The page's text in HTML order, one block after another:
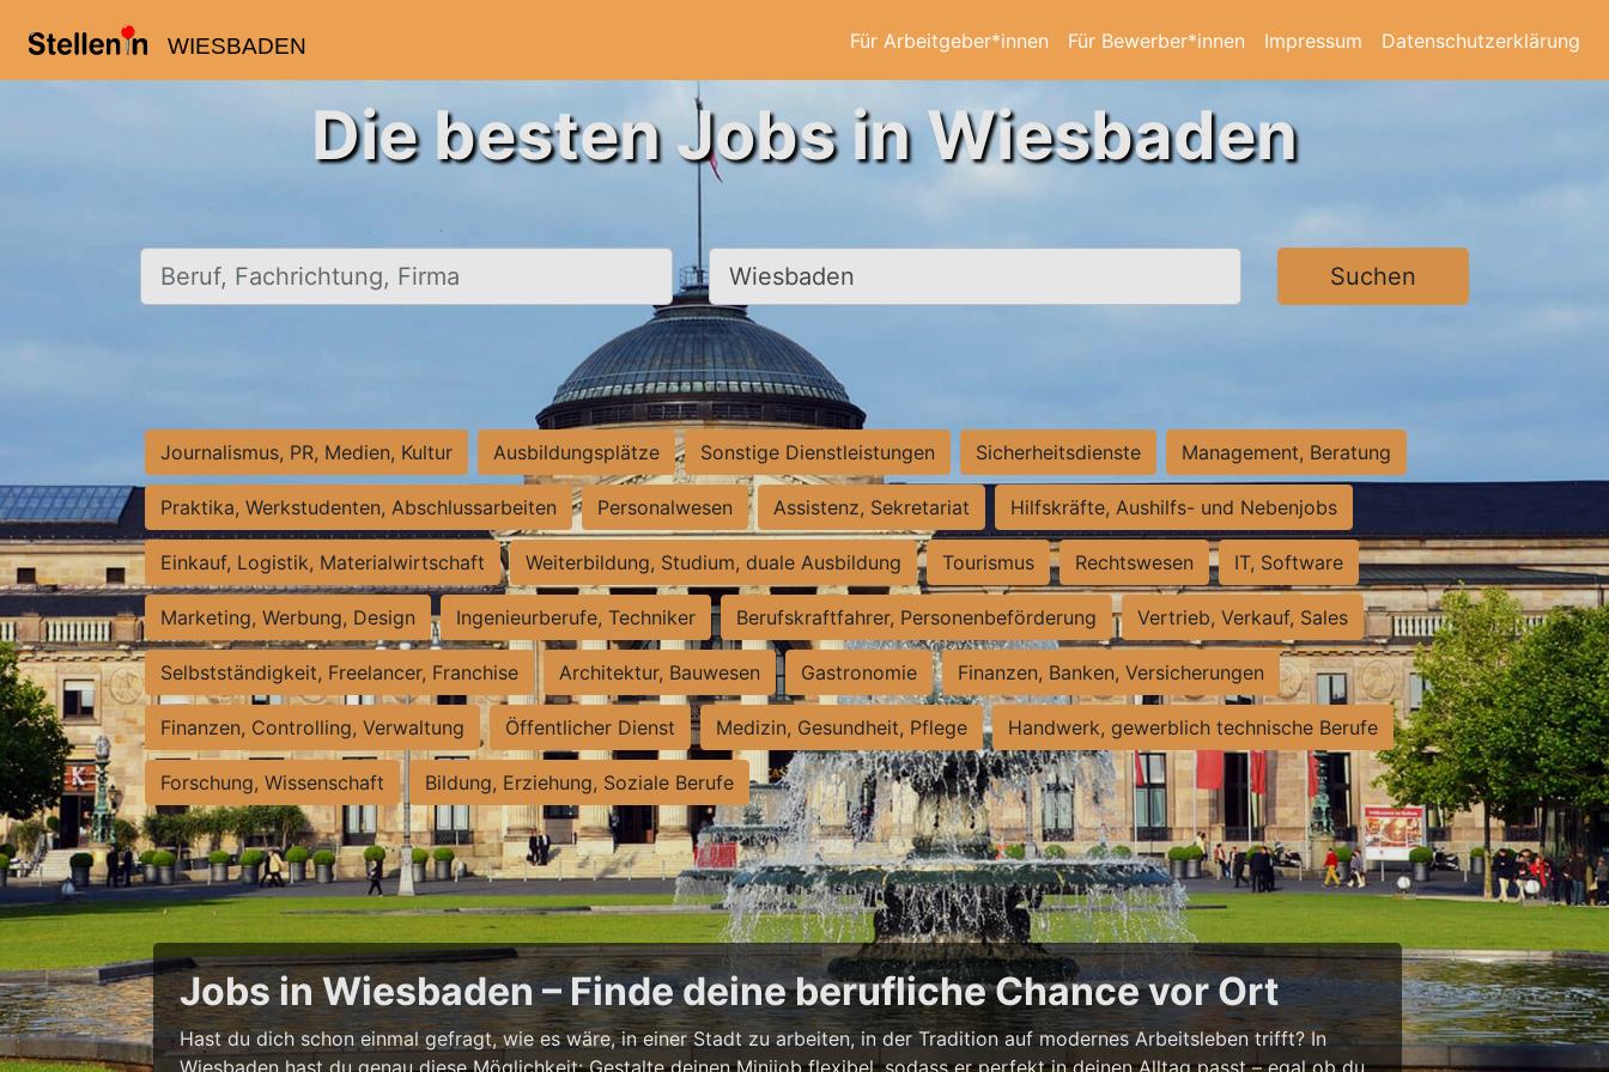
WIESBADEN Für Arbeitgeber*innen Für Bewerber*innen Impressum Datenschutzerklärung
Die besten Jobs in Wiesbaden
Beruf, Fachrichtung, Firma Ort, Stadt Suchen
Journalismus, PR, Medien, Kultur Ausbildungsplätze Sonstige Dienstleistungen Sicherheitsdienste Management, Beratung
Praktika, Werkstudenten, Abschlussarbeiten Personalwesen Assistenz, Sekretariat Hilfskräfte, Aushilfs- und Nebenjobs
Einkauf, Logistik, Materialwirtschaft Weiterbildung, Studium, duale Ausbildung Tourismus Rechtswesen IT, Software
Marketing, Werbung, Design Ingenieurberufe, Techniker Berufskraftfahrer, Personenbeförderung Vertrieb, Verkauf, Sales
Selbstständigkeit, Freelancer, Franchise Architektur, Bauwesen Gastronomie Finanzen, Banken, Versicherungen
Finanzen, Controlling, Verwaltung Öffentlicher Dienst Medizin, Gesundheit, Pflege Handwerk, gewerblich technische Berufe
Forschung, Wissenschaft Bildung, Erziehung, Soziale Berufe
Jobs in Wiesbaden – Finde deine berufliche Chance vor Ort
Hast du dich schon einmal gefragt, wie es wäre, in einer Stadt zu arbeiten, in der Tradition auf modernes Arbeitsleben trifft? In